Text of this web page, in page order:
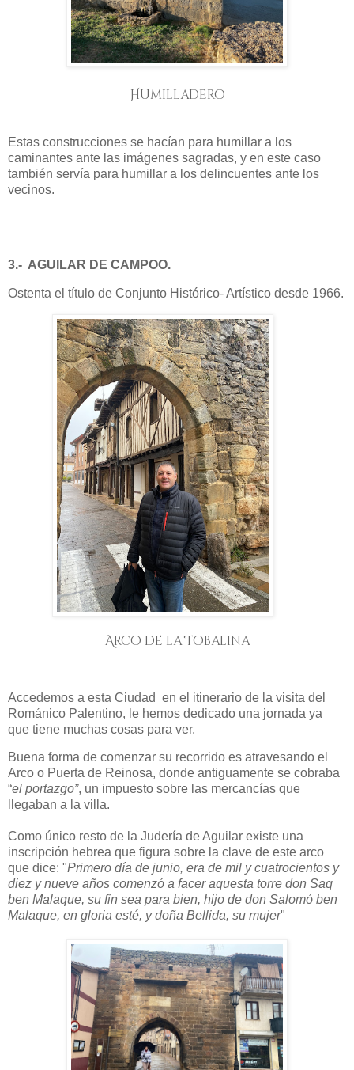
Humilladero
Estas construcciones se hacían para humillar a los
caminantes ante las imágenes sagradas, y en este caso
también servía para humillar a los delincuentes ante los
vecinos.
3.- AGUILAR DE CAMPOO.
Ostenta el título de Conjunto Histórico- Artístico desde 1966.
Arco de la Tobalina
Accedemos a esta Ciudad en el itinerario de la visita del
Románico Palentino, le hemos dedicado una jornada ya
que tiene muchas cosas para ver.
Buena forma de comenzar su recorrido es atravesando el
Arco o Puerta de Reinosa, donde antiguamente se cobraba
“el portazgo”, un impuesto sobre las mercancías que
llegaban a la villa.
Como único resto de la Judería de Aguilar existe una
inscripción hebrea que figura sobre la clave de este arco
que dice: "Primero día de junio, era de mil y cuatrocientos y
diez y nueve años comenzó a facer aquesta torre don Saq
ben Malaque, su fin sea para bien, hijo de don Salomó ben
Malaque, en gloria esté, y doña Bellida, su mujer"